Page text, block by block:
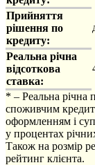
Прийняття
рішення по
кредиту:
Реальна річна
відсоткова
ставка:
* – Реальна річна
споживчим
оформленням і
у процентах
Також на розмір
рейтинг клієнта.